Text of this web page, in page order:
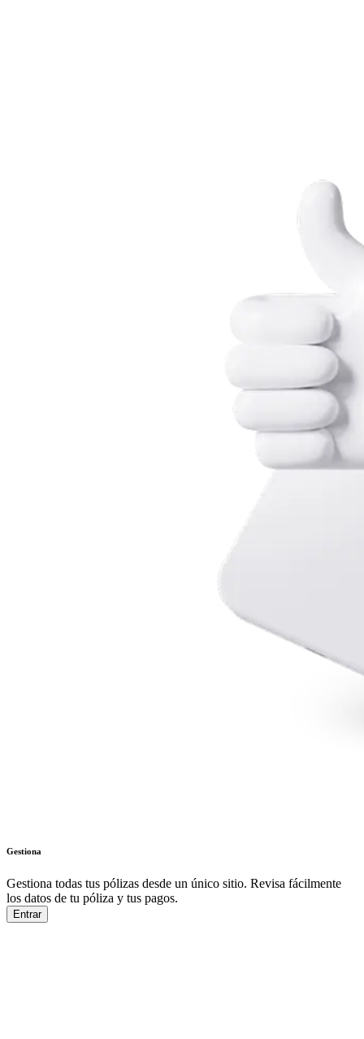
Gestiona
Gestiona todas tus pólizas desde un único sitio. Revisa fácilmente
los datos de tu póliza y tus pagos.
Entrar